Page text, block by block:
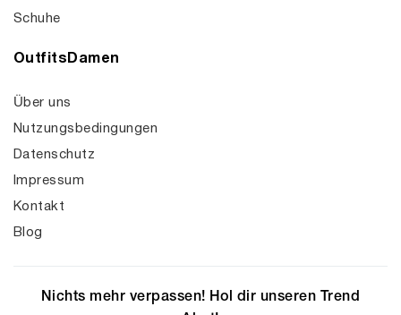
Schuhe
OutfitsDamen
Über uns
Nutzungsbedingungen
Datenschutz
Impressum
Kontakt
Blog
Nichts mehr verpassen! Hol dir unseren Trend